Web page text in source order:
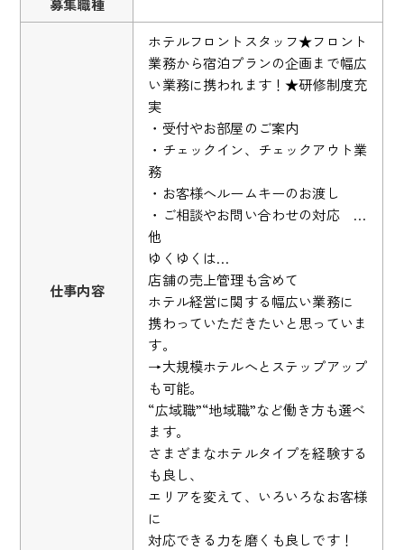
仕事内容
ホテルフロントスタッフ★フロント
業務から宿泊プランの企画まで幅広
い業務に携われます！★研修制度充
実
・受付やお部屋のご案内
・チェックイン、チェックアウト業
務
・お客様へルームキーのお渡し
・ご相談やお問い合わせの対応 …
他
ゆくゆくは…
店舗の売上管理も含めて
ホテル経営に関する幅広い業務に
携わっていただきたいと思っていま
す。
→大規模ホテルへとステップアップ
も可能。
“広域職”“地域職”など働き方も選べ
ます。
さまざまなホテルタイプを経験する
も良し、
エリアを変えて、いろいろなお客様
に
対応できる力を磨くも良しです！